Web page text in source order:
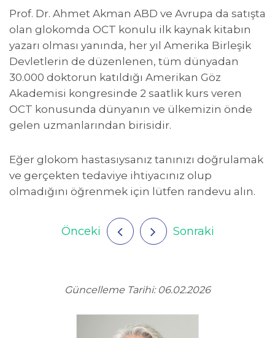
Prof. Dr. Ahmet Akman ABD ve Avrupa da satışta
olan glokomda OCT konulu ilk kaynak kitabın
yazarı olması yanında, her yıl Amerika Birleşik
Devletlerin de düzenlenen, tüm dünyadan
30.000 doktorun katıldığı Amerikan Göz
Akademisi kongresinde 2 saatlik kurs veren
OCT konusunda dünyanın ve ülkemizin önde
gelen uzmanlarından birisidir.
Eğer glokom hastasıysanız tanınızı doğrulamak
ve gerçekten tedaviye ihtiyacınız olup
olmadığını öğrenmek için lütfen randevu alın.
Önceki Sonraki
Güncelleme Tarihi: 06.02.2026